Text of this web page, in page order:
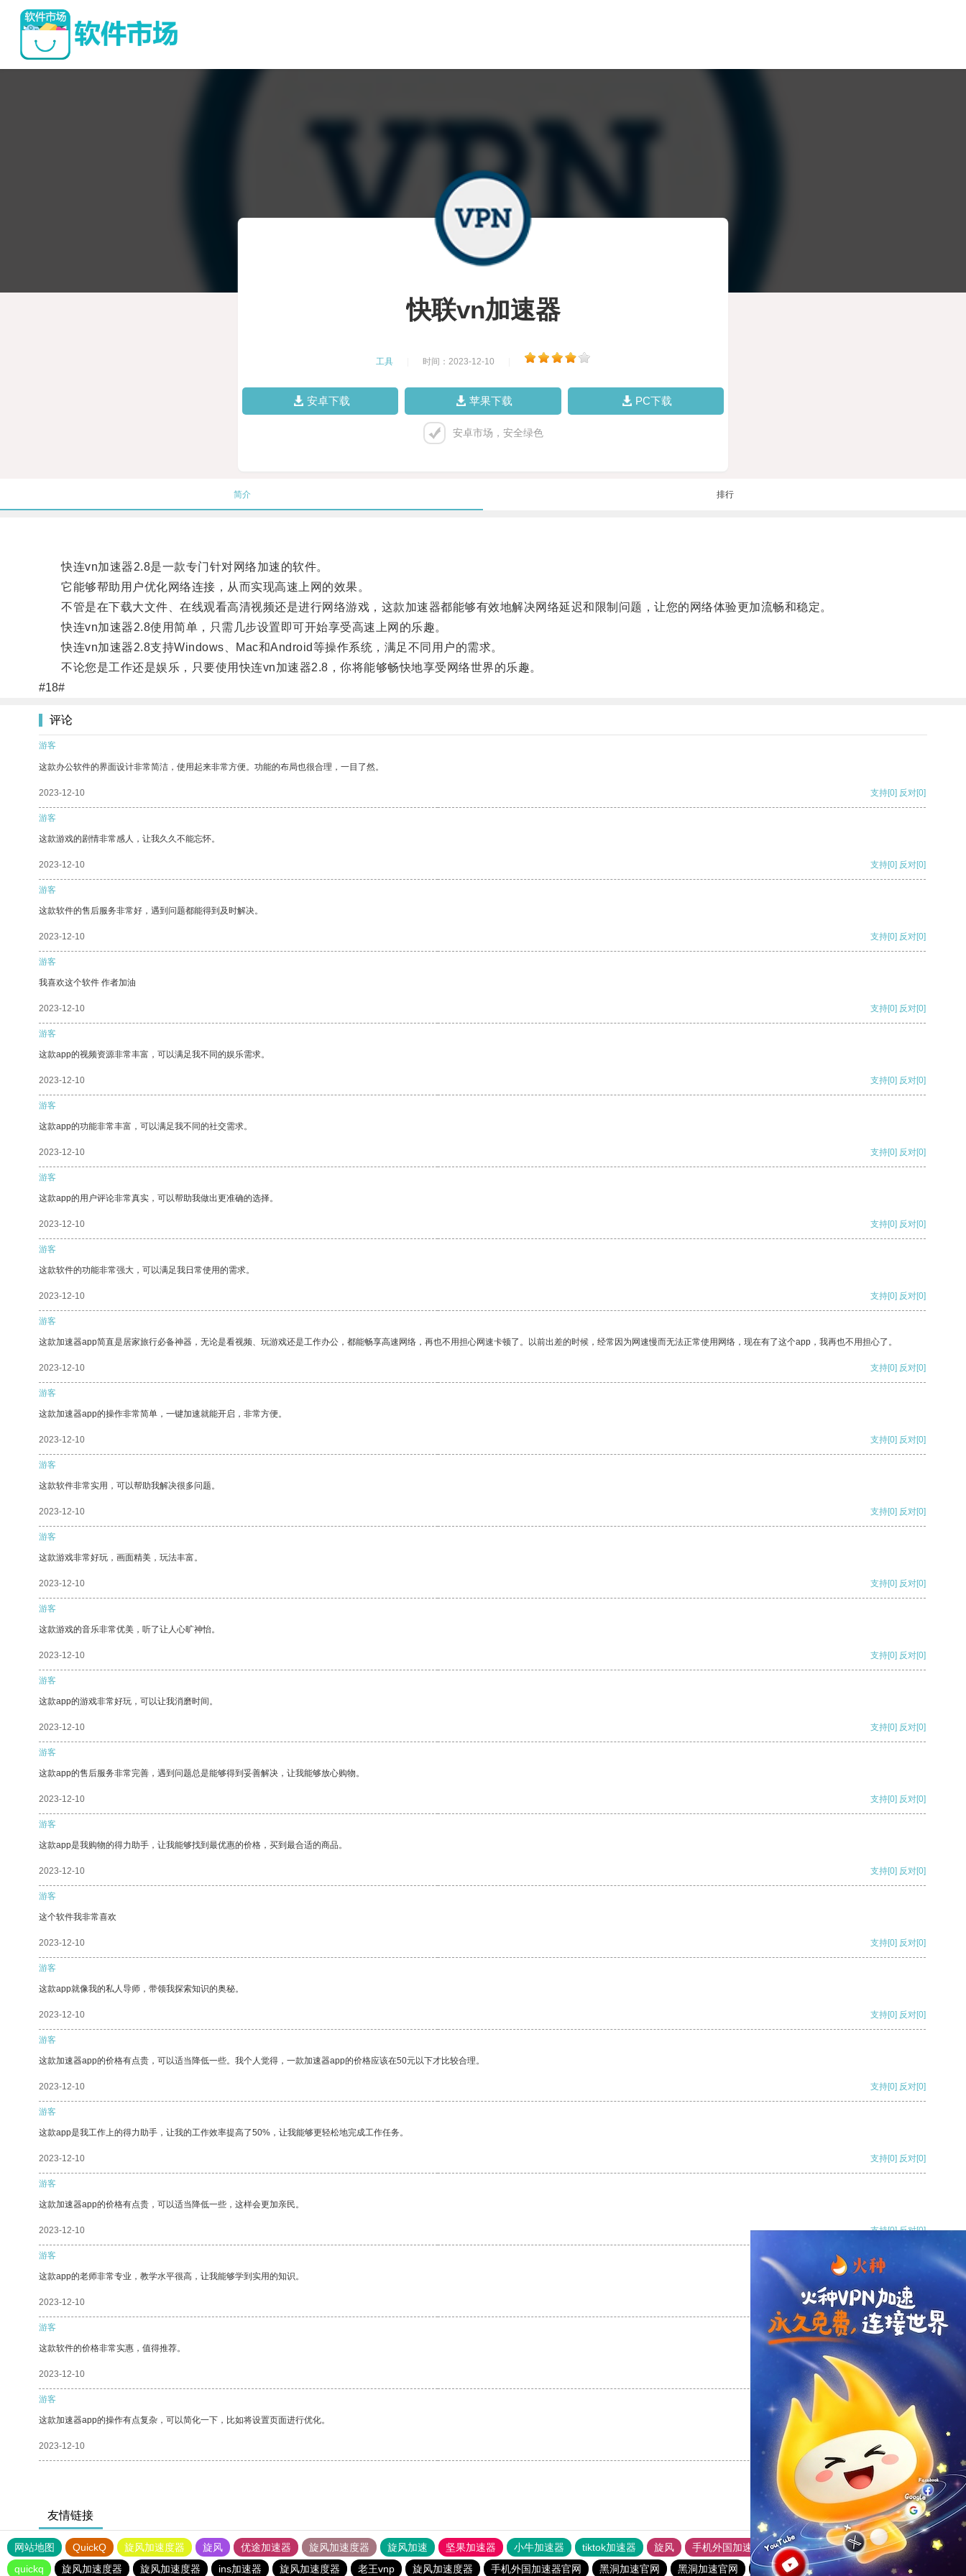
快联vn加速器
工具 时间：2023-12-10
安卓下载 苹果下载 PC下载
安卓市场，安全绿色
简介 排行
快连vn加速器2.8是一款专门针对网络加速的软件。
它能够帮助用户优化网络连接，从而实现高速上网的效果。
不管是在下载大文件、在线观看高清视频还是进行网络游戏，这款加速器都能够有效地解决网络延迟和限制问题，让您的网络体验更加流畅和稳定。
快连vn加速器2.8使用简单，只需几步设置即可开始享受高速上网的乐趣。
快连vn加速器2.8支持Windows、Mac和Android等操作系统，满足不同用户的需求。
不论您是工作还是娱乐，只要使用快连vn加速器2.8，你将能够畅快地享受网络世界的乐趣。
#18#
评论
游客
这款办公软件的界面设计非常简洁，使用起来非常方便。功能的布局也很合理，一目了然。
2023-12-10 支持[0] 反对[0]
游客
这款游戏的剧情非常感人，让我久久不能忘怀。
2023-12-10 支持[0] 反对[0]
游客
这款软件的售后服务非常好，遇到问题都能得到及时解决。
2023-12-10 支持[0] 反对[0]
游客
我喜欢这个软件 作者加油
2023-12-10 支持[0] 反对[0]
游客
这款app的视频资源非常丰富，可以满足我不同的娱乐需求。
2023-12-10 支持[0] 反对[0]
游客
这款app的功能非常丰富，可以满足我不同的社交需求。
2023-12-10 支持[0] 反对[0]
游客
这款app的用户评论非常真实，可以帮助我做出更准确的选择。
2023-12-10 支持[0] 反对[0]
游客
这款软件的功能非常强大，可以满足我日常使用的需求。
2023-12-10 支持[0] 反对[0]
游客
这款加速器app简直是居家旅行必备神器，无论是看视频、玩游戏还是工作办公，都能畅享高速网络，再也不用担心网速卡顿了。以前出差的时候，经常因为网速慢而无法正常使用网络，现在有了这个app，我再也不用担心了。
2023-12-10 支持[0] 反对[0]
游客
这款加速器app的操作非常简单，一键加速就能开启，非常方便。
2023-12-10 支持[0] 反对[0]
游客
这款软件非常实用，可以帮助我解决很多问题。
2023-12-10 支持[0] 反对[0]
游客
这款游戏非常好玩，画面精美，玩法丰富。
2023-12-10 支持[0] 反对[0]
游客
这款游戏的音乐非常优美，听了让人心旷神怡。
2023-12-10 支持[0] 反对[0]
游客
这款app的游戏非常好玩，可以让我消磨时间。
2023-12-10 支持[0] 反对[0]
游客
这款app的售后服务非常完善，遇到问题总是能够得到妥善解决，让我能够放心购物。
2023-12-10 支持[0] 反对[0]
游客
这款app是我购物的得力助手，让我能够找到最优惠的价格，买到最合适的商品。
2023-12-10 支持[0] 反对[0]
游客
这个软件我非常喜欢
2023-12-10 支持[0] 反对[0]
游客
这款app就像我的私人导师，带领我探索知识的奥秘。
2023-12-10 支持[0] 反对[0]
游客
这款加速器app的价格有点贵，可以适当降低一些。我个人觉得，一款加速器app的价格应该在50元以下才比较合理。
2023-12-10 支持[0] 反对[0]
游客
这款app是我工作上的得力助手，让我的工作效率提高了50%，让我能够更轻松地完成工作任务。
2023-12-10 支持[0] 反对[0]
游客
这款加速器app的价格有点贵，可以适当降低一些，这样会更加亲民。
2023-12-10 支持[0] 反对[0]
游客
这款app的老师非常专业，教学水平很高，让我能够学到实用的知识。
2023-12-10 支持[0] 反对
游客
这款软件的价格非常实惠，值得推荐。
2023-12-10 支持
游客
这款加速器app的操作有点复杂，可以简化一下，比如将设置页面进行优化。
2023-12-10 支持 反对 [0]
友情链接
网站地图 QuickQ 旋风加速度器 旋风 优途加速器 旋风加速度器 旋风加速 坚果加速器 小牛加速器 tiktok加速器 旋风 手机外国加速器官网 ins加速器
海鸥加速器
quickq
旋风加速度器 旋风加速度器 ins加速器 旋风加速度器 老王vnp 旋风加速度器 手机外国加速器官网 黑洞加速官网 黑洞加速官网 银河加速器 西柚加速器 银河加速器